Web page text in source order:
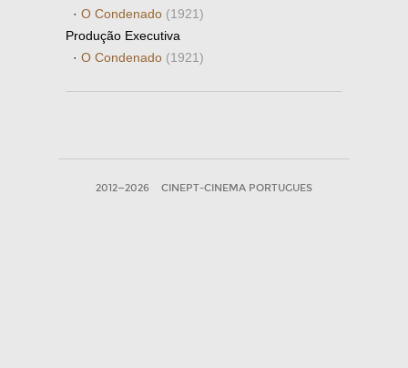
· O Condenado (1921)
Produção Executiva
· O Condenado (1921)
2012—2026 CINEPT-CINEMA PORTUGUES